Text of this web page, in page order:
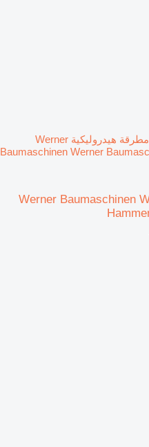
جديد مطرقة هيدروليكية Werner
Baumaschinen Werner
Werner Baumaschinen